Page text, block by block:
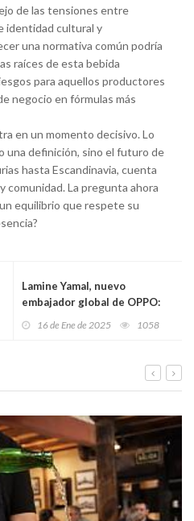
de las tensiones entre
identidad cultural y
una normativa común podría
raíces de esta bebida
para aquellos productores
negocio en fórmulas más
en un momento decisivo. Lo
una definición, sino el futuro de
hasta Escandinavia, cuenta
comunidad. La pregunta ahora
equilibrio que respete su
Lamine Yamal, nuevo
embajador global de OPPO:
16 de Ene de 2025 1058